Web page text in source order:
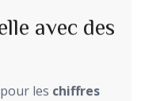
avec des
les chiffres